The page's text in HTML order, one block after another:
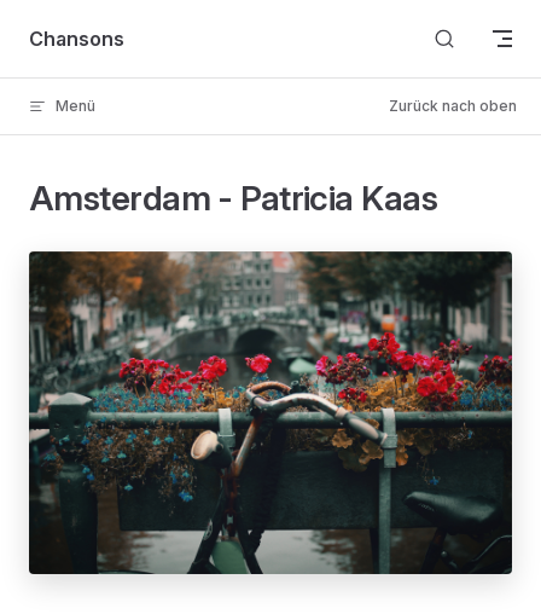
Skip to content
Chansons
Menü Zurück nach oben
Amsterdam - Patricia Kaas